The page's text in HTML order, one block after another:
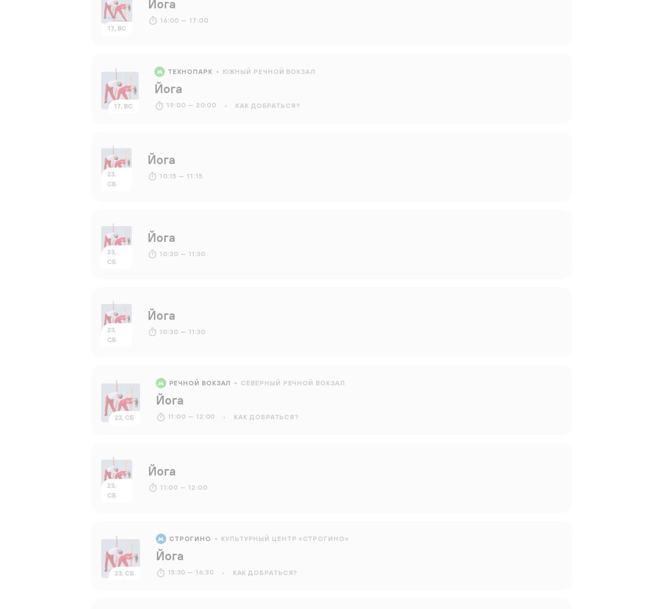
17, ВС
Йога
16:00 — 17:00
17, ВС
ТЕХНОПАРК ЮЖНЫЙ РЕЧНОЙ ВОКЗАЛ
Йога
19:00 — 20:00 • КАК ДОБРАТЬСЯ?
23,
СБ
Йога
10:15 — 11:15
23,
СБ
Йога
10:30 — 11:30
23,
СБ
Йога
10:30 — 11:30
23, СБ
РЕЧНОЙ ВОКЗАЛ СЕВЕРНЫЙ РЕЧНОЙ ВОКЗАЛ
Йога
11:00 — 12:00 • КАК ДОБРАТЬСЯ?
23,
СБ
Йога
11:00 — 12:00
23, СБ
СТРОГИНО КУЛЬТУРНЫЙ ЦЕНТР «СТРОГИНО»
Йога
15:30 — 16:30 • КАК ДОБРАТЬСЯ?